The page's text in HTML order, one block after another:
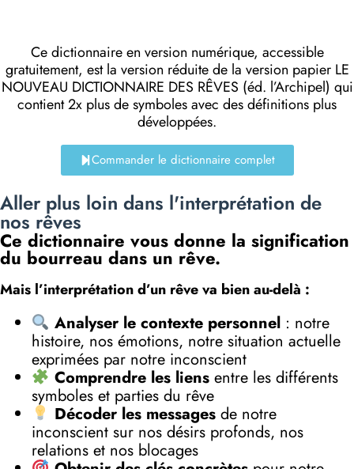
Ce dictionnaire en version numérique, accessible
gratuitement, est la version réduite de la version papier LE
NOUVEAU DICTIONNAIRE DES RÊVES (éd. l’Archipel) qui
contient 2x plus de symboles avec des définitions plus
développées.
Commander le dictionnaire complet
Aller plus loin dans l'interprétation de
nos rêves
Ce dictionnaire vous donne la signification
du bourreau dans un rêve.
Mais l’interprétation d’un rêve va bien au-delà :
Analyser le contexte personnel: notre
histoire, nos émotions, notre situation actuelle
exprimées par notre inconscient
Comprendre les liensentre les différents
symboles et parties du rêve
Décoder les messagesde notre
inconscient sur nos désirs profonds, nos
relations et nos blocages